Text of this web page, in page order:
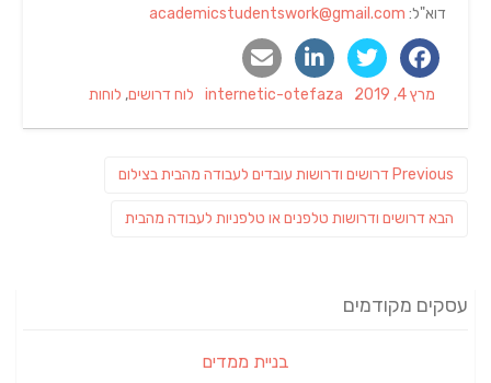
דוא"ל: academicstudentswork@gmail.com
Posted
מרץ 4, 2019 Author
internetic-otefaza
Categories
לוח דרושים, לוחות
Previous
Previous
דרושים ודרושות עובדים לעבודה מהבית בצילום
הבא פוסט
דרושים ודרושות טלפנים או טלפניות לעבודה מהבית
עסקים מקודמים
בניית ממדים